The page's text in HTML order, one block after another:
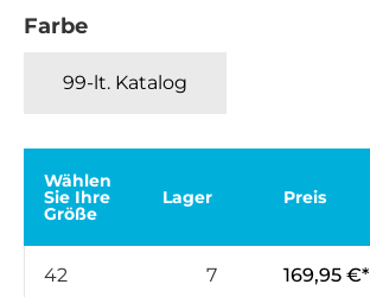
Farbe
99-lt. Katalog
Wählen
Sie Ihre
Größe
Lager Preis
42 7 169,95 €*